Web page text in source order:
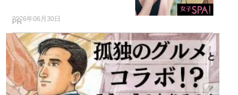
2026年06月30日
PR